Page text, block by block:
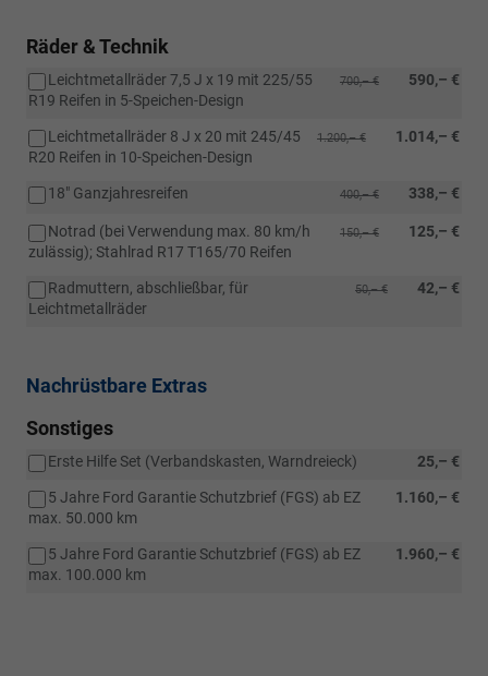
Räder & Technik
590,– €
700,– €
Leichtmetallräder 7,5 J x 19 mit 225/55
R19 Reifen in 5-Speichen-Design
1.014,– €
1.200,– €
Leichtmetallräder 8 J x 20 mit 245/45
R20 Reifen in 10-Speichen-Design
338,– €
400,– €
18" Ganzjahresreifen
125,– €
150,– €
Notrad (bei Verwendung max. 80 km/h
zulässig); Stahlrad R17 T165/70 Reifen
42,– €
50,– €
Radmuttern, abschließbar, für
Leichtmetallräder
Nachrüstbare Extras
Sonstiges
25,– €
Erste Hilfe Set (Verbandskasten, Warndreieck)
1.160,– €
5 Jahre Ford Garantie Schutzbrief (FGS) ab EZ
max. 50.000 km
1.960,– €
5 Jahre Ford Garantie Schutzbrief (FGS) ab EZ
max. 100.000 km